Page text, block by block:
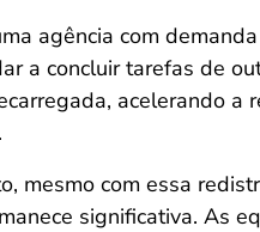
agência com
a concluir tarefas de
acelerando a
mesmo com essa
significativa. As